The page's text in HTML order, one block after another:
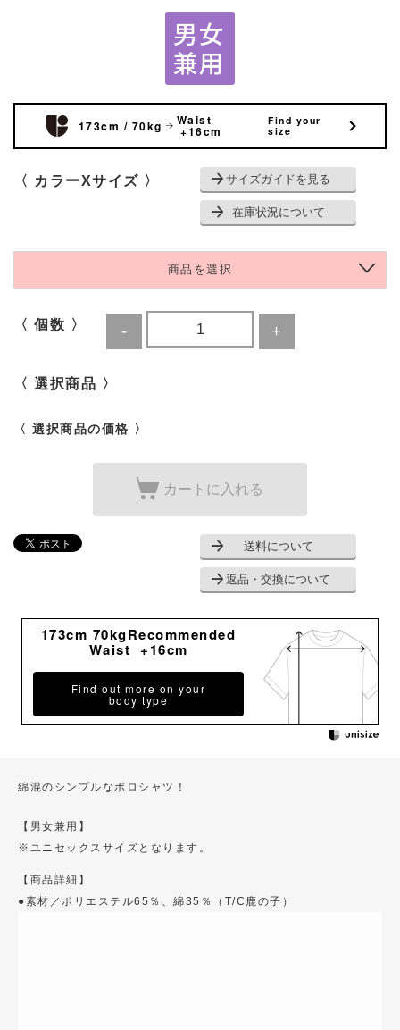
173cm / 70kg Waist
+16cm
Find your
size
〈 カラーXサイズ 〉 サイズガイドを見る
在庫状況について
商品を選択
〈 個数 〉
〈 選択商品 〉
〈 選択商品の価格 〉
カートに入れる
送料について
返品・交換について
173cm 70kgRecommended
Waist +16cm
Find out more on your
body type
綿混のシンプルなポロシャツ！
【男女兼用】
※ユニセックスサイズとなります。
【商品詳細】
●素材／ポリエステル65％、綿35％（T/C鹿の子）